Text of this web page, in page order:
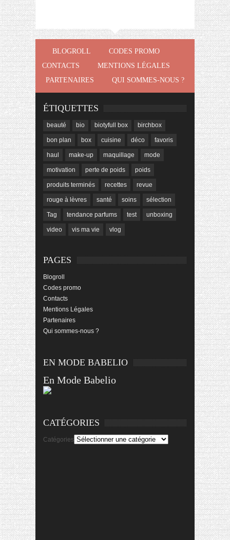
BLOGROLL
CODES PROMO
CONTACTS
MENTIONS LÉGALES
PARTENAIRES
QUI SOMMES-NOUS ?
ÉTIQUETTES
beauté bio biotyfull box birchbox
bon plan box cuisine déco favoris
haul make-up maquillage mode
motivation perte de poids poids
produits terminés recettes revue
rouge à lèvres santé soins sélection
Tag tendance parfums test unboxing
video vis ma vie vlog
PAGES
Blogroll
Codes promo
Contacts
Mentions Légales
Partenaires
Qui sommes-nous ?
EN MODE BABELIO
En Mode Babelio
CATÉGORIES
Catégories